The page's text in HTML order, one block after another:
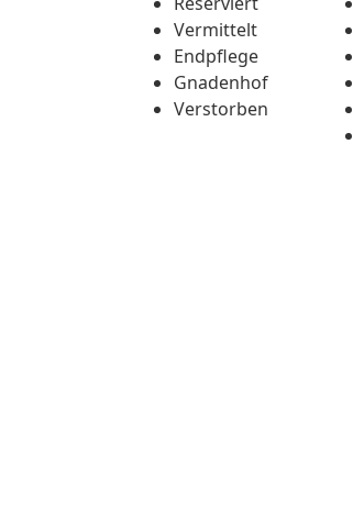
Vermittelt
Endpflege
Gnadenhof
Verstorben